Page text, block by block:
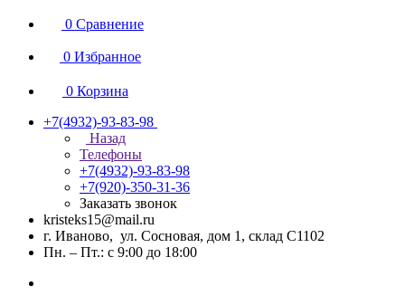
0 Сравнение
0 Избранное
0 Корзина
+7(4932)-93-83-98
Назад
Телефоны
+7(4932)-93-83-98
+7(920)-350-31-36
Заказать звонок
kristeks15@mail.ru
г. Иваново, ул. Сосновая, дом 1, склад С1102
Пн. – Пт.: с 9:00 до 18:00